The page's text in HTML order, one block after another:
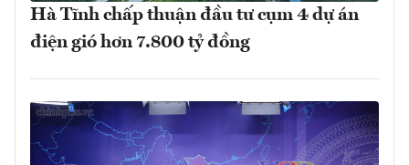
Hà Tĩnh chấp thuận đầu tư cụm 4 dự án
điện gió hơn 7.800 tỷ đồng